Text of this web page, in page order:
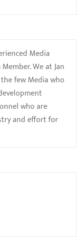
Media
We at Jan
few Media who
who are
and effort for